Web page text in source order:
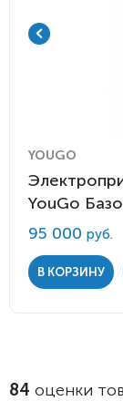
YOUGO
YouGo
95 000 руб.
В КОРЗИНУ
84 оценки